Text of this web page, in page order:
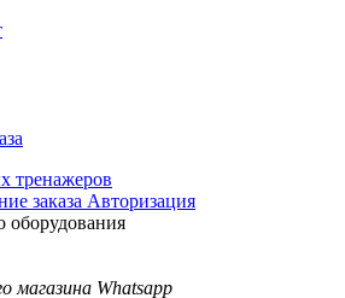
заказа Авторизация
оборудования